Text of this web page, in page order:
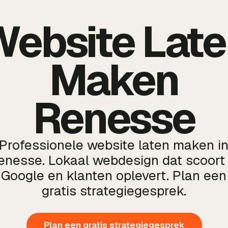
Maken
Renesse
website laten maken
Lokaal webdesign dat scoort
Google en klanten oplevert. Plan een
gratis strategiegesprek.
Plan een gratis strategiegesprek